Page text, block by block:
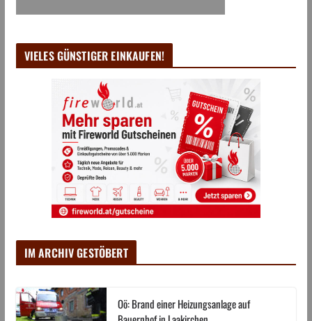
VIELES GÜNSTIGER EINKAUFEN!
IM ARCHIV GESTÖBERT
Oö: Brand einer Heizungsanlage auf